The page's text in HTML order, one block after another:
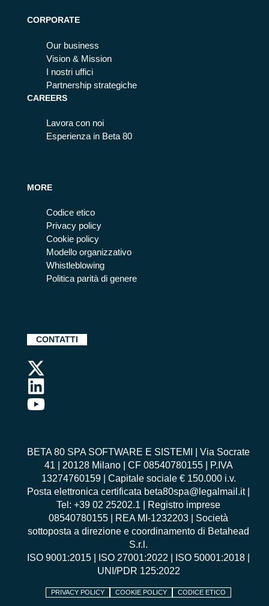
CORPORATE
Our business
Vision & Mission
I nostri uffici
Partnership strategiche
CAREERS
Lavora con noi
Esperienza in Beta 80
MORE
Codice etico
Privacy policy
Cookie policy
Modello organizzativo
Whistleblowing
Politica parità di genere
CONTATTI
BETA 80 SPA SOFTWARE E SISTEMI | Via Socrate
41 | 20128 Milano | CF 08540780155 | P.IVA
13274760159 | Capitale sociale € 150.000 i.v.
Posta elettronica certificata beta80spa@legalmail.it |
Tel: +39 02 25202.1 | Registro imprese
08540780155 | REA MI-1232203 | Società
sottoposta a direzione e coordinamento di Betahead
S.r.l.
ISO 9001:2015
ISO 27001:2022 ISO 50001:2018
UNI/PDR 125:2022
PRIVACY POLICY COOKIE POLICY CODICE ETICO